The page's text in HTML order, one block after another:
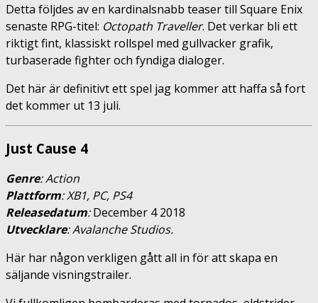
Detta följdes av en kardinalsnabb teaser till Square Enix
senaste RPG-titel: Octopath Traveller. Det verkar bli ett
riktigt fint, klassiskt rollspel med gullvacker grafik,
turbaserade fighter och fyndiga dialoger.
Det här är definitivt ett spel jag kommer att haffa så fort
det kommer ut 13 juli.
Just Cause 4
Genre: Action
Plattform: XB1, PC, PS4
Releasedatum:December 4 2018
Utvecklare: Avalanche Studios.
Här har någon verkligen gått all in för att skapa en
säljande visningstrailer.